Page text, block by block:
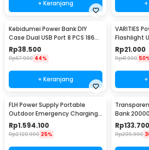
+ Keranjang
Kebidumei Power Bank DIY
Case Dual USB Port 8 PCS 18650
Flat Top - S8
Rp38.500
Rp67.900 44%
+ Keranjang
VARITIES
Flashlight
Flat Top -
Rp21.000
Rp41.900
FLH Power Supply Portable
Outdoor Emergency Charging
300W 90000mAh - FLH-300
Rp1.594.100
Rp2.120.900 25%
Bank
USB Type C
Rp133.700
Rp205.900